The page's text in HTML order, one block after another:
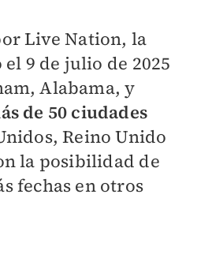
Live Nation, la
9 de julio de 2025
Alabama, y
de 50 ciudades
Reino Unido
la posibilidad de
fechas en otros